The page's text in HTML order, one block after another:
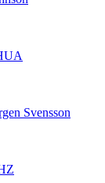
Svensson